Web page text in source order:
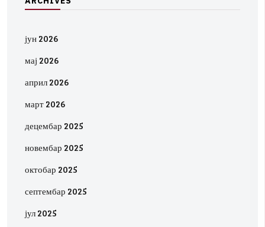
јун 2026
мај 2026
април 2026
март 2026
децембар 2025
новембар 2025
октобар 2025
септембар 2025
јул 2025